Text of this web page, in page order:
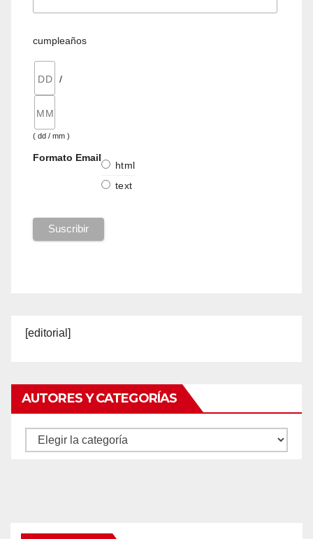
cumpleaños
/
( dd / mm )
Formato Email
html
text
[editorial]
AUTORES Y CATEGORÍAS
Autores